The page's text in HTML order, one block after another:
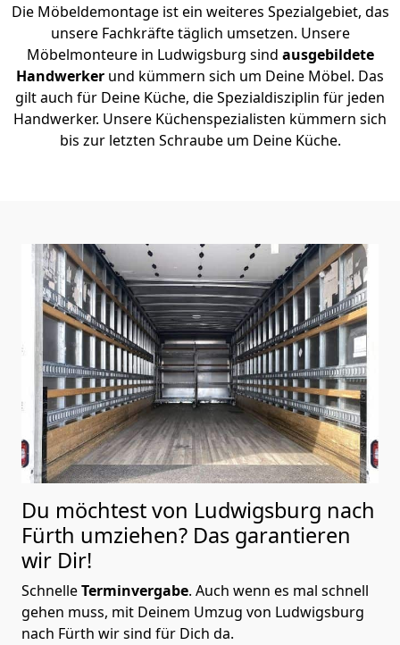
Die Möbeldemontage ist ein weiteres Spezialgebiet, das
unsere Fachkräfte täglich umsetzen. Unsere
Möbelmonteure in Ludwigsburg sind ausgebildete
Handwerker und kümmern sich um Deine Möbel. Das
gilt auch für Deine Küche, die Spezialdisziplin für jeden
Handwerker. Unsere Küchenspezialisten kümmern sich
bis zur letzten Schraube um Deine Küche.
Du möchtest von Ludwigsburg nach
Fürth umziehen? Das garantieren
wir Dir!
SchnelleTerminvergabe. Auch wenn es mal schnell
gehen muss, mit Deinem Umzug von Ludwigsburg
nach Fürth wir sind für Dich da.